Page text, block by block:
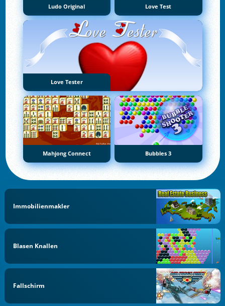
Ludo Original Love Test
Love Tester
Mahjong Connect Bubbles 3
Immobilienmakler
Blasen Knallen
Fallschirm